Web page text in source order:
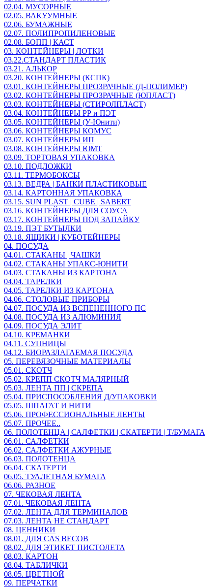
02.04. МУСОРНЫЕ
02.05. ВАКУУМНЫЕ
02.06. БУМАЖНЫЕ
02.07. ПОЛИПРОПИЛЕНОВЫЕ
02.08. БОПП | КАСТ
03. КОНТЕЙНЕРЫ | ЛОТКИ
03.22.СТАНДАРТ ПЛАСТИК
03.21. АЛЬКОР
03.20. КОНТЕЙНЕРЫ (КСПК)
03.01. КОНТЕЙНЕРЫ ПРОЗРАЧНЫЕ (Д-ПОЛИМЕР)
03.02. КОНТЕЙНЕРЫ ПРОЗРАЧНЫЕ (ЮПЛАСТ)
03.03. КОНТЕЙНЕРЫ (СТИРОЛПЛАСТ)
03.04. КОНТЕЙНЕРЫ РР и ПЭТ
03.05. КОНТЕЙНЕРЫ (У-Юнити)
03.06. КОНТЕЙНЕРЫ КОМУС
03.07. КОНТЕЙНЕРЫ ИП
03.08. КОНТЕЙНЕРЫ ЮМТ
03.09. ТОРТОВАЯ УПАКОВКА
03.10. ПОДЛОЖКИ
03.11. ТЕРМОБОКСЫ
03.13. ВЕДРА | БАНКИ ПЛАСТИКОВЫЕ
03.14. КАРТОННАЯ УПАКОВКА
03.15. SUN PLAST | CUBE | SABERT
03.16. КОНТЕЙНЕРЫ ДЛЯ СОУСА
03.17. КОНТЕЙНЕРЫ ПОД ЗАПАЙКУ
03.19. ПЭТ БУТЫЛКИ
03.18. ЯЩИКИ | КУБОТЕЙНЕРЫ
04. ПОСУДА
04.01. СТАКАНЫ | ЧАШКИ
04.02. СТАКАНЫ УПАКС-ЮНИТИ
04.03. СТАКАНЫ ИЗ КАРТОНА
04.04. ТАРЕЛКИ
04.05. ТАРЕЛКИ ИЗ КАРТОНА
04.06. СТОЛОВЫЕ ПРИБОРЫ
04.07. ПОСУДА ИЗ ВСПЕНЕННОГО ПС
04.08. ПОСУДА ИЗ АЛЮМИНИЯ
04.09. ПОСУДА ЭЛИТ
04.10. КРЕМАНКИ
04.11. СУПНИЦЫ
04.12. БИОРАЗЛАГАЕМАЯ ПОСУДА
05. ПЕРЕВЯЗОЧНЫЕ МАТЕРИАЛЫ
05.01. СКОТЧ
05.02. КРЕПП СКОТЧ МАЛЯРНЫЙ
05.03. ЛЕНТА ПП | СКРЕПА
05.04. ПРИСПОСОБЛЕНИЯ Д/УПАКОВКИ
05.05. ШПАГАТ И НИТИ
05.06. ПРОФЕССИОНАЛЬНЫЕ ЛЕНТЫ
05.07. ПРОЧЕЕ..
06. ПОЛОТЕНЦА | САЛФЕТКИ | СКАТЕРТИ | Т/БУМАГА
06.01. САЛФЕТКИ
06.02. САЛФЕТКИ АЖУРНЫЕ
06.03. ПОЛОТЕНЦА
06.04. СКАТЕРТИ
06.05. ТУАЛЕТНАЯ БУМАГА
06.06. РАЗНОЕ
07. ЧЕКОВАЯ ЛЕНТА
07.01. ЧЕКОВАЯ ЛЕНТА
07.02. ЛЕНТА ДЛЯ ТЕРМИНАЛОВ
07.03. ЛЕНТА НЕ СТАНДАРТ
08. ЦЕННИКИ
08.01. ДЛЯ CAS ВЕСОВ
08.02. ДЛЯ ЭТИКЕТ ПИСТОЛЕТА
08.03. КАРТОН
08.04. ТАБЛИЧКИ
08.05. ЦВЕТНОЙ
09. ПЕРЧАТКИ